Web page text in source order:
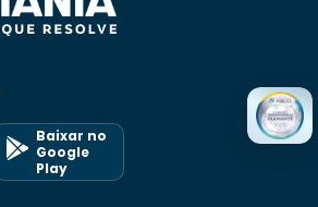
Baixar no
Google
Play